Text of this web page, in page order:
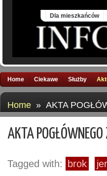
Dla mieszkańców
Home Ciekawe Służby
Home » AKTA
AKTA
Tagged with: brok